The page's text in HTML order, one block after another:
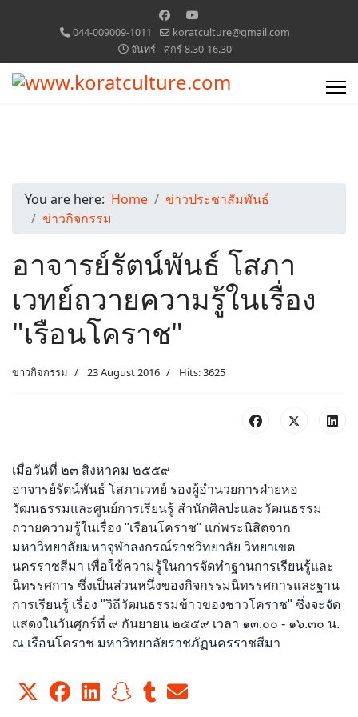
044-009009-1011
koratculture@gmail.com
จันทร์ - ศุกร์ 8.30-16.30
You are here: Home
ข่าวประชาสัมพันธ์
ข่าวกิจกรรม
อาจารย์รัตน์พันธ์ โสภา
เวทย์ถวายความรู้ในเรื่อง
"เรือนโคราช"
ข่าวกิจกรรม 23 August 2016 Hits: 3625
เมื่อวันที่ ๒๓ สิงหาคม ๒๕๕๙
อาจารย์รัตน์พันธ์ โสภาเวทย์ รองผู้อำนวยการฝ่ายหอ
วัฒนธรรมและศูนย์การเรียนรู้ สำนักศิลปะและวัฒนธรรม
ถวายความรู้ในเรื่อง "เรือนโคราช" แก่พระนิสิตจาก
มหาวิทยาลัยมหาจุฬาลงกรณ์ราชวิทยาลัย วิทยาเขต
นครราชสีมา เพื่อใช้ความรู้ในการจัดทำฐานการเรียนรู้และ
นิทรรศการ ซึ่งเป็นส่วนหนึ่งของกิจกรรมนิทรรศการและฐาน
การเรียนรู้ เรื่อง "วิถีวัฒนธรรมข้าวของชาวโคราช" ซึ่งจะจัด
แสดงในวันศุกร์ที่ ๙ กันยายน ๒๕๕๙ เวลา ๑๓.๐๐ - ๑๖.๓๐ น.
ณ เรือนโคราช มหาวิทยาลัยราชภัฏนครราชสีมา